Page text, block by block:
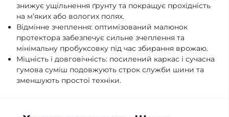
знижує ущільнення ґрунту та покращує прохідність
на м’яких або вологих полях.
Відмінне зчеплення: оптимізований малюнок
протектора забезпечує сильне зчеплення та
мінімальну пробуксовку під час збирання врожаю.
Міцність і довговічність: посилений каркас і сучасна
гумова суміш подовжують строк служби шини та
зменшують простої техніки.